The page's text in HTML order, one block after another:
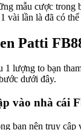
mẫu cược trong
vài lần là đã có
Patti
1 lượng to bạn
dưới đây.
vào nhà cái
bạn nên truy